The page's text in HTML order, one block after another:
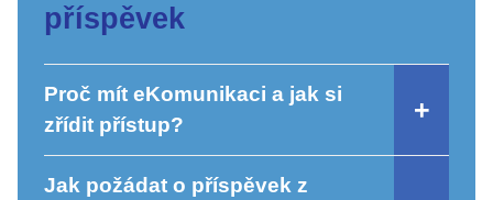
příspěvek
Proč mít eKomunikaci a jak si
zřídit přístup?
Jak požádat o příspěvek z